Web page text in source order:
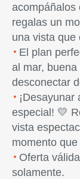
acompáñalos
regalas un
una vista que
El plan
al mar,
desconectar
especial! 💛
vista
momento
Oferta
solamente.